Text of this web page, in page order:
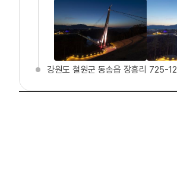
강원도 철원군 동송읍 장흥리 725-12